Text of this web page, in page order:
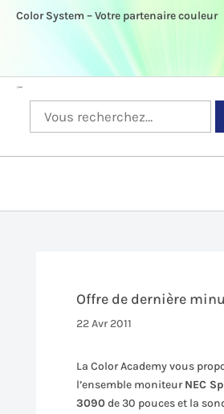
Color System – Votre partenaire couleur
Offre de dernière
22 Avr 2011
La Color Academy vous
l’ensemble moniteurNEC
3090de 30 pouces et la